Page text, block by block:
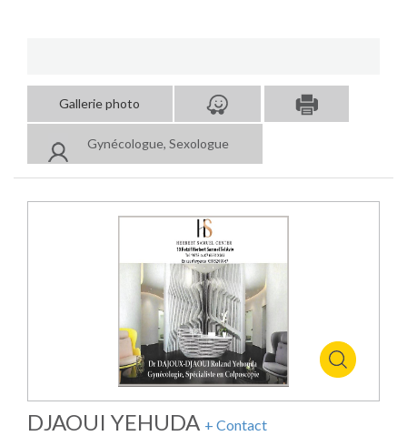
Gallerie photo
Gynécologue, Sexologue
DJAOUI YEHUDA + Contact